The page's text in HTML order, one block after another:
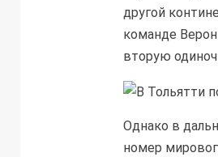
другой
команде
вторую
Однако в
номер